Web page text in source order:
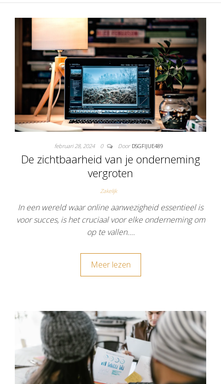
februari 28, 2024 0 Door DSGFIJUE489
De zichtbaarheid van je onderneming
vergroten
Zakelijk
In een wereld waar online aanwezigheid essentieel is
voor succes, is het cruciaal voor elke onderneming om
op te vallen.…
Meer lezen